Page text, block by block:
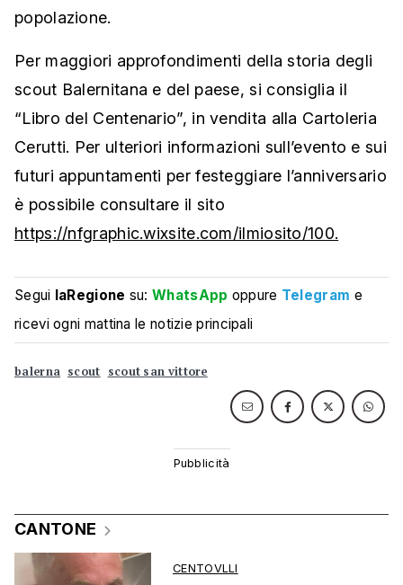
popolazione.
Per maggiori approfondimenti della storia degli
scout Balernitana e del paese, si consiglia il
“Libro del Centenario”, in vendita alla Cartoleria
Cerutti. Per ulteriori informazioni sull’evento e sui
futuri appuntamenti per festeggiare l’anniversario
è possibile consultare il sito
https://nfgraphic.wixsite.com/ilmiosito/100.
Segui laRegione su:WhatsApp oppure Telegram e
ricevi ogni mattina le notizie principali
balerna scout scout san vittore
CANTONE
CENTOVLLI